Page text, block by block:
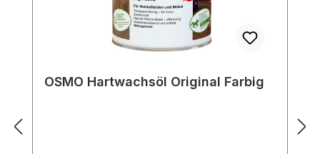
OSMO Hartwachsöl Original Farbig